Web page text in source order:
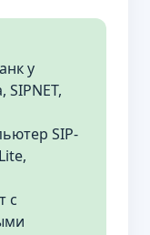
у
SIPNET,
SIP-
с